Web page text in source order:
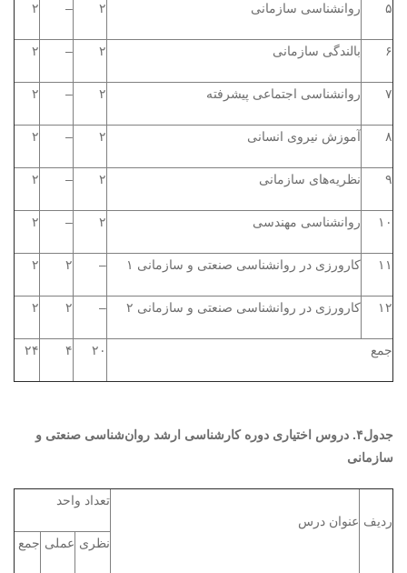
۵ روانشناسی سازمانی ۲ – ۲
۶ بالندگی سازمانی ۲ – ۲
۷ روانشناسی اجتماعی پیشرفته ۲ – ۲
۸ آموزش نیروی انسانی ۲ – ۲
۹ نظریه‌های سازمانی ۲ – ۲
۱۰ روانشناسی مهندسی ۲ – ۲
۱۱ کارورزی در روانشناسی صنعتی و سازمانی ۱ – ۲ ۲
۱۲ کارورزی در روانشناسی صنعتی و سازمانی ۲ – ۲ ۲
جمع ۲۰ ۴ ۲۴
جدول۴. دروس اختیاری دوره کارشناسی ارشد روان‌شناسی صنعتی و
سازمانی
ردیف عنوان درس
تعداد واحد
نظری عملی جمع